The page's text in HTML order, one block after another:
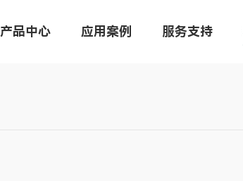
产品中心 应用案例 服务支持